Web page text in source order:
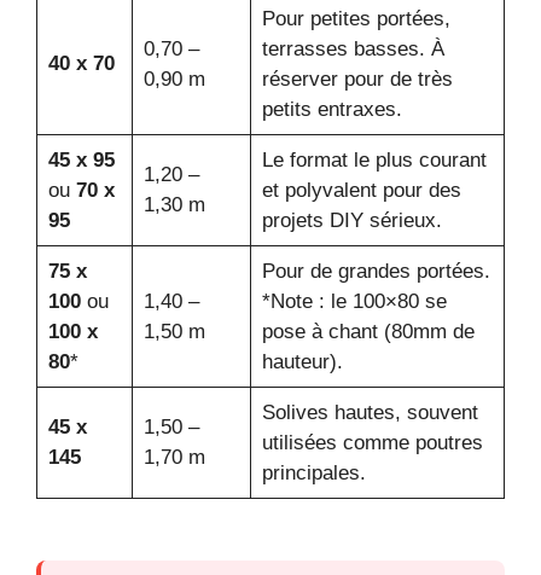
40 x 70
0,70 –
0,90 m
Pour petites portées,
terrasses basses. À
réserver pour de très
petits entraxes.
45 x 95
ou 70 x
95
1,20 –
1,30 m
Le format le plus courant
et polyvalent pour des
projets DIY sérieux.
75 x
100ou
100 x
80*
1,40 –
1,50 m
Pour de grandes portées.
*Note : le 100×80 se
pose à chant (80mm de
hauteur).
45 x
145
1,50 –
1,70 m
Solives hautes, souvent
utilisées comme poutres
principales.